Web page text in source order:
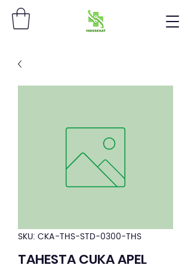
SKU: CKA-THS-STD-0300-THS
TAHESTA CUKA APEL